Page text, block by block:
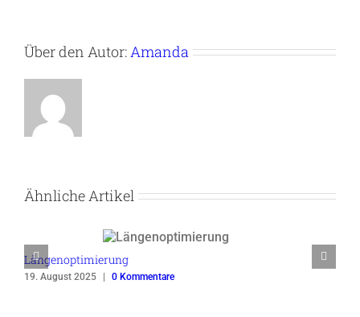
Über den Autor: Amanda
Ähnliche Artikel
Längenoptimierung
19. August 2025 0 Kommentare